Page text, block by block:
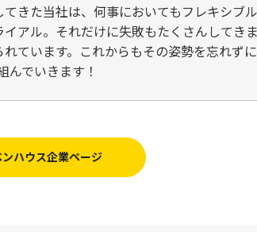
きた当社は、何事においてもフレキシブル
アル。それだけに失敗もたくさんしてき
ています。これからもその姿勢を忘れず
んでいきます！
ハウス企業ページ